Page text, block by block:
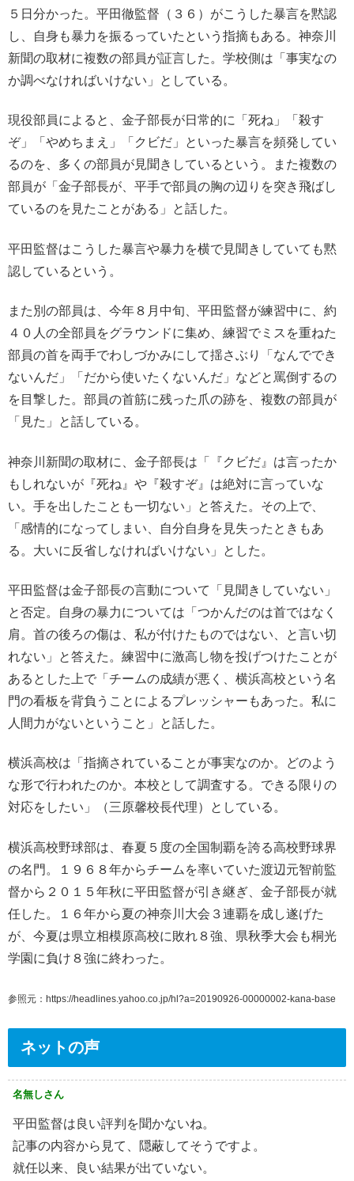
５日分かった。平田徹監督（３６）がこうした暴言を黙認
し、自身も暴力を振るっていたという指摘もある。神奈川
新聞の取材に複数の部員が証言した。学校側は「事実なの
か調べなければいけない」としている。
現役部員によると、金子部長が日常的に「死ね」「殺す
ぞ」「やめちまえ」「クビだ」といった暴言を頻発してい
るのを、多くの部員が見聞きしているという。また複数の
部員が「金子部長が、平手で部員の胸の辺りを突き飛ばし
ているのを見たことがある」と話した。
平田監督はこうした暴言や暴力を横で見聞きしていても黙
認しているという。
また別の部員は、今年８月中旬、平田監督が練習中に、約
４０人の全部員をグラウンドに集め、練習でミスを重ねた
部員の首を両手でわしづかみにして揺さぶり「なんででき
ないんだ」「だから使いたくないんだ」などと罵倒するの
を目撃した。部員の首筋に残った爪の跡を、複数の部員が
「見た」と話している。
神奈川新聞の取材に、金子部長は「『クビだ』は言ったか
もしれないが『死ね』や『殺すぞ』は絶対に言っていな
い。手を出したことも一切ない」と答えた。その上で、
「感情的になってしまい、自分自身を見失ったときもあ
る。大いに反省しなければいけない」とした。
平田監督は金子部長の言動について「見聞きしていない」
と否定。自身の暴力については「つかんだのは首ではなく
肩。首の後ろの傷は、私が付けたものではない、と言い切
れない」と答えた。練習中に激高し物を投げつけたことが
あるとした上で「チームの成績が悪く、横浜高校という名
門の看板を背負うことによるプレッシャーもあった。私に
人間力がないということ」と話した。
横浜高校は「指摘されていることが事実なのか。どのよう
な形で行われたのか。本校として調査する。できる限りの
対応をしたい」（三原馨校長代理）としている。
横浜高校野球部は、春夏５度の全国制覇を誇る高校野球界
の名門。１９６８年からチームを率いていた渡辺元智前監
督から２０１５年秋に平田監督が引き継ぎ、金子部長が就
任した。１６年から夏の神奈川大会３連覇を成し遂げた
が、今夏は県立相模原高校に敗れ８強、県秋季大会も桐光
学園に負け８強に終わった。
参照元：https://headlines.yahoo.co.jp/hl?a=20190926-00000002-kana-base
ネットの声
名無しさん
平田監督は良い評判を聞かないね。
記事の内容から見て、隠蔽してそうですよ。
就任以来、良い結果が出ていない。